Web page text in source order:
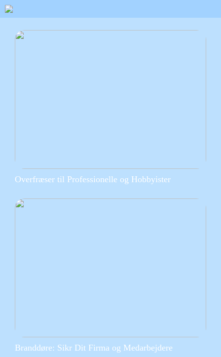
Overfræser til Professionelle og Hobbyister
Branddøre: Sikr Dit Firma og Medarbejdere